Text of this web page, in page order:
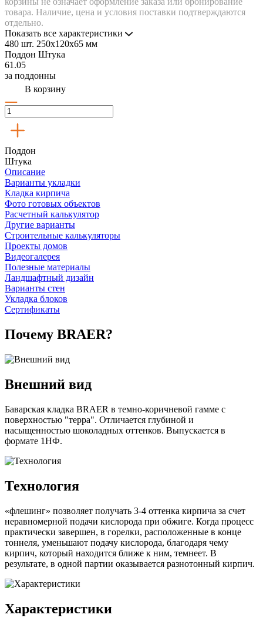
товара. Наличие, цена и условия поставки подтверждаются
отдельно.
Показать все характеристики
480 шт. 250х120х65 мм
Поддон Штука
61.05
за поддонны
В корзину
Поддон
Штука
Описание
Варианты укладки
Кладка кирпича
Фото готовых объектов
Расчетный калькулятор
Другие варианты
Строительные калькуляторы
Проекты домов
Видеогалерея
Полезные материалы
Ландшафтный дизайн
Варианты стен
Укладка блоков
Сертификаты
Почему BRAER?
Внешний вид
Баварская кладка BRAER в темно-коричневой гамме с
поверхностью "терра". Отличается глубиной и
насыщенностью шоколадных оттенков. Выпускается в
формате 1НФ.
Технология
«флешинг» позволяет получать 3-4 оттенка кирпича за счет
неравномерной подачи кислорода при обжиге. Когда процесс
практически завершен, в горелки, расположенные в конце
тоннеля, уменьшают подачу кислорода, благодаря чему
кирпич, который находится ближе к ним, темнеет. В
результате, в одной партии оказывается разнотонный кирпич.
Характеристики